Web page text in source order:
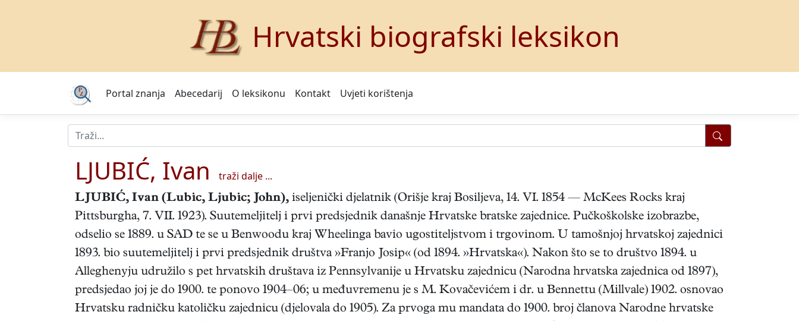
Hrvatski biografski leksikon
Portal znanja Abecedarij O leksikonu Kontakt Uvjeti korištenja
LJUBIĆ, Ivan traži dalje ...
LJUBIĆ, Ivan (Lubic, Ljubic; John), iseljenički djelatnik (Orišje kraj Bosiljeva, 14. VI. 1854 — McKees Rocks kraj
Pittsburgha, 7. VII. 1923). Suutemeljitelj i prvi predsjednik današnje Hrvatske bratske zajednice. Pučkoškolske izobrazbe,
odselio se 1889. u SAD te se u Benwoodu kraj Wheelinga bavio ugostiteljstvom i trgovinom. U tamošnjoj hrvatskoj zajednici
1893. bio suutemeljitelj i prvi predsjednik društva »Franjo Josip« (od 1894. »Hrvatska«). Nakon što se to društvo 1894. u
Alleghenyju udružilo s pet hrvatskih društava iz Pennsylvanije u Hrvatsku zajednicu (Narodna hrvatska zajednica od 1897),
predsjedao joj je do 1900. te ponovo 1904–06; u međuvremenu je s M. Kovačevićem i dr. u Bennettu (Millvale) 1902. osnovao
Hrvatsku radničku katoličku zajednicu (djelovala do 1905). Za prvoga mu mandata do 1900. broj članova Narodne hrvatske